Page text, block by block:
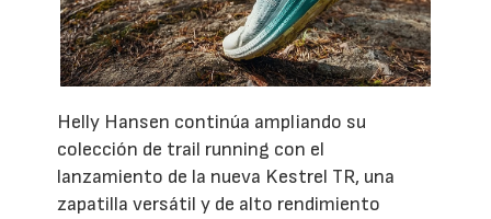
Helly Hansen continúa ampliando su
colección de trail running con el
lanzamiento de la nueva Kestrel TR, una
zapatilla versátil y de alto rendimiento